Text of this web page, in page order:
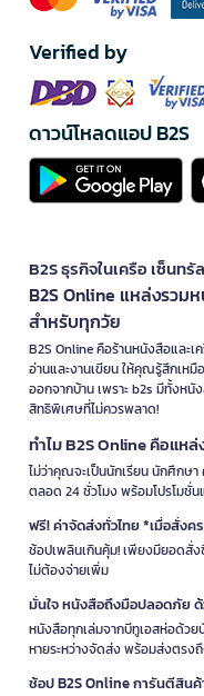
Verified by
ดาวน์โหลดแอป B2S
B2S ธุรกิจในเครือ เซ็นท
B2S Online แหล่งรวม
สำหรับทุกวัย
B2S Online คือร้านหนังสือและ
อ่านและงานเขียน ให้คุณรู้สึกเห
ออกจากบ้าน เพราะ b2s มีทั้งห
สิทธิพิเศษที่ไม่ควรพลาด!
ทำไม B2S Online คือแ
ไม่ว่าคุณจะเป็นนักเรียน นักศึกษ
ตลอด 24 ชั่วโมง พร้อมโปรโมชั่
ฟรี! ค่าจัดส่งทั่วไทย *เมื่อสั่ง
ช้อปเพลินเกินคุ้ม! เพียงมียอดสั่
ไม่ต้องจ่ายเพิ่ม
มั่นใจ หนังสือถึงมือปลอดภัย
หนังสือทุกเล่มจากบีทูเอสห่อด้วย
หายระหว่างจัดส่ง พร้อมส่งตร
ช้อป B2S Online การันตีสินค้